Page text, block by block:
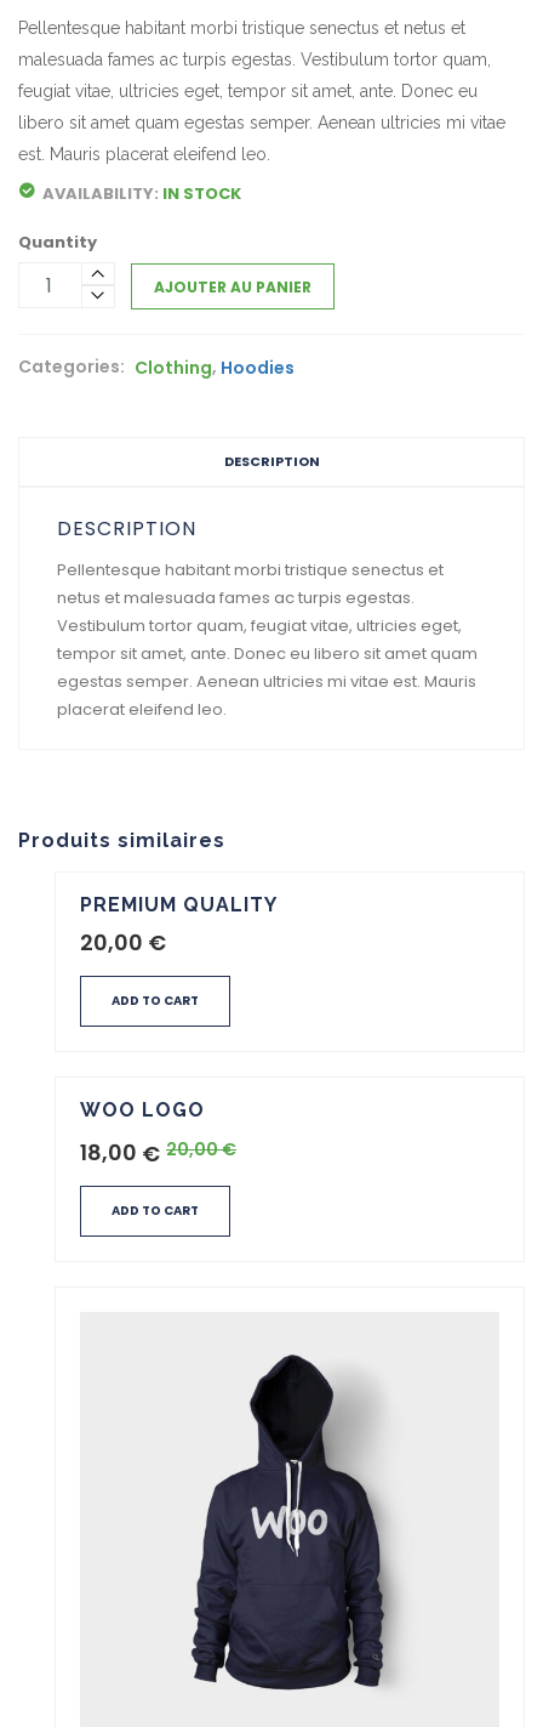
Pellentesque habitant morbi tristique senectus et netus et
malesuada fames ac turpis egestas. Vestibulum tortor quam,
feugiat vitae, ultricies eget, tempor sit amet, ante. Donec eu
libero sit amet quam egestas semper. Aenean ultricies mi vitae
est. Mauris placerat eleifend leo.
AVAILABILITY: IN STOCK
Quantity
AJOUTER AU PANIER
Categories: Clothing, Hoodies
DESCRIPTION
DESCRIPTION
Pellentesque habitant morbi tristique senectus et
netus et malesuada fames ac turpis egestas.
Vestibulum tortor quam, feugiat vitae, ultricies eget,
tempor sit amet, ante. Donec eu libero sit amet quam
egestas semper. Aenean ultricies mi vitae est. Mauris
placerat eleifend leo.
Produits similaires
PREMIUM QUALITY
20,00 €
ADD TO CART
WOO LOGO
20,00€
18,00 €
ADD TO CART